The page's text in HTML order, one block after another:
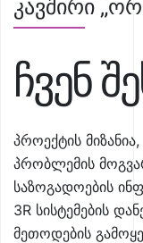
კავშირი
ჩვენ
პროექტის
პრობლემის
საზოგადოების
3R სისტემების
მეთოდების